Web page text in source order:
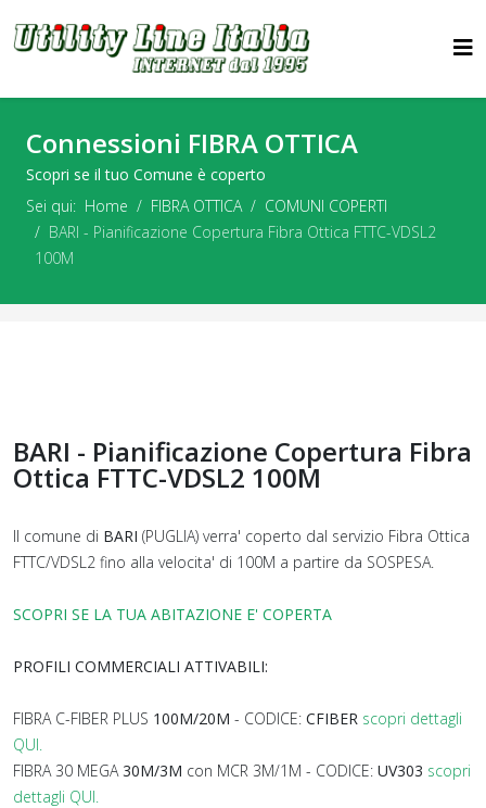
Connessioni FIBRA OTTICA
Scopri se il tuo Comune è coperto
Sei qui: Home FIBRA OTTICA
COMUNI COPERTI
BARI - Pianificazione Copertura Fibra Ottica FTTC-VDSL2
100M
BARI - Pianificazione Copertura Fibra
Ottica FTTC-VDSL2 100M
Il comune di BARI (PUGLIA) verra' coperto dal servizio Fibra Ottica
FTTC/VDSL2 fino alla velocita' di 100M a partire da SOSPESA.
SCOPRI SE LA TUA ABITAZIONE E' COPERTA
PROFILI COMMERCIALI ATTIVABILI:
FIBRA C-FIBER PLUS 100M/20M - CODICE: CFIBER scopri dettagli
QUI.
FIBRA 30 MEGA30M/3M con MCR 3M/1M - CODICE: UV303 scopri
dettagli QUI.